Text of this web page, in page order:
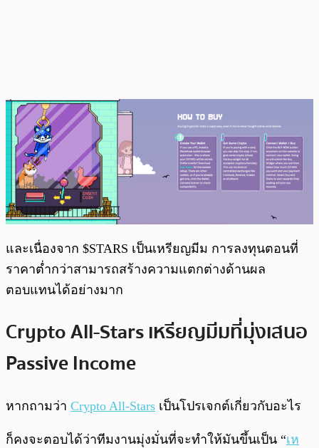
และเนื่องจาก $STARS เป็นเหรียญมีม การลงทุนตอนที่
ราคาต่ำกว่าสามารถสร้างความแตกต่างด้านผล
ตอบแทนได้อย่างมาก
Crypto All-Stars เหรียญมีมที่มุ่งเสนอ
Passive Income
หากถามว่า Crypto All-Stars เป็นโปรเจกต์เกี่ยวกับอะไร
ก็คงจะตอบได้ว่าทีมงานมุ่งมั่นที่จะทำให้มันขึ้นเป็น “เห